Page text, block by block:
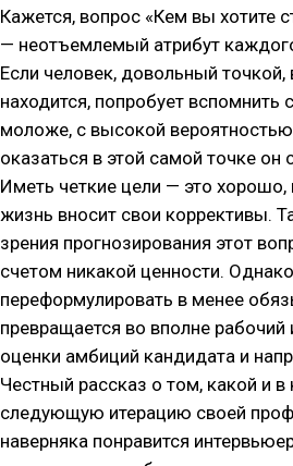
Кажется, вопрос «Кем вы хотите
— неотъемлемый атрибут
Если человек, довольный точкой,
находится, попробует вспомнить
моложе, с высокой
оказаться в этой самой точке он
Иметь четкие цели — это
жизнь вносит свои коррективы.
зрения прогнозирования этот
счетом никакой ценности.
переформулировать в менее
превращается во вполне рабочий
оценки амбиций кандидата и
Честный рассказ о том, какой и
следующую итерацию своей
наверняка понравится